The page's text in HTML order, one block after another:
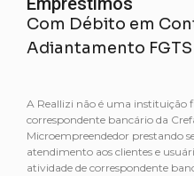
Com Débito em
Adiantamento FGTS
A Reallizi não é uma instituição
correspondente bancário da
Microempreendedor prestando
atendimento aos clientes e
atividade de correspondente